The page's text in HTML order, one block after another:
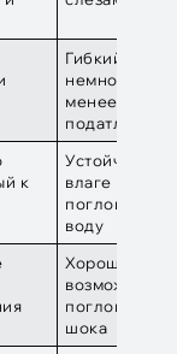
Гибкий, но
немного
менее
податливый
к
Устойчив к
влаге и не
поглощает
воду
Хорошие
возможности
поглощения
шока